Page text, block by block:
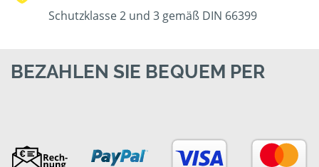
Schutzklasse 2 und 3 gemäß DIN 66399
BEZAHLEN SIE BEQUEM PER